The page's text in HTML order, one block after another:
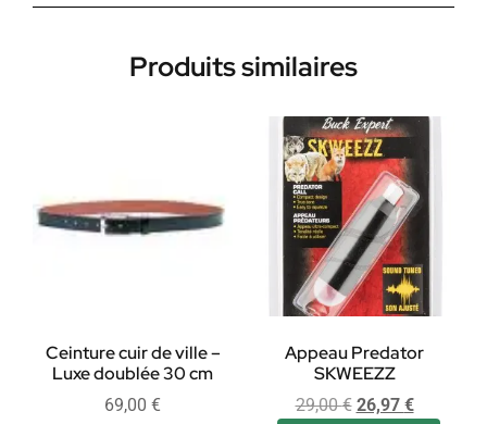
Produits similaires
Ceinture cuir de ville –
Luxe doublée 30 cm
69,00 €
Appeau Predator
SKWEEZZ
29,00€ 26,97 €